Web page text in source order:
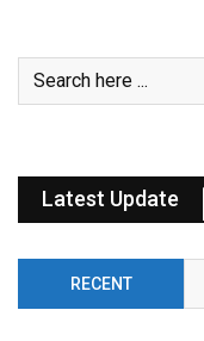
Latest Update
RECENT